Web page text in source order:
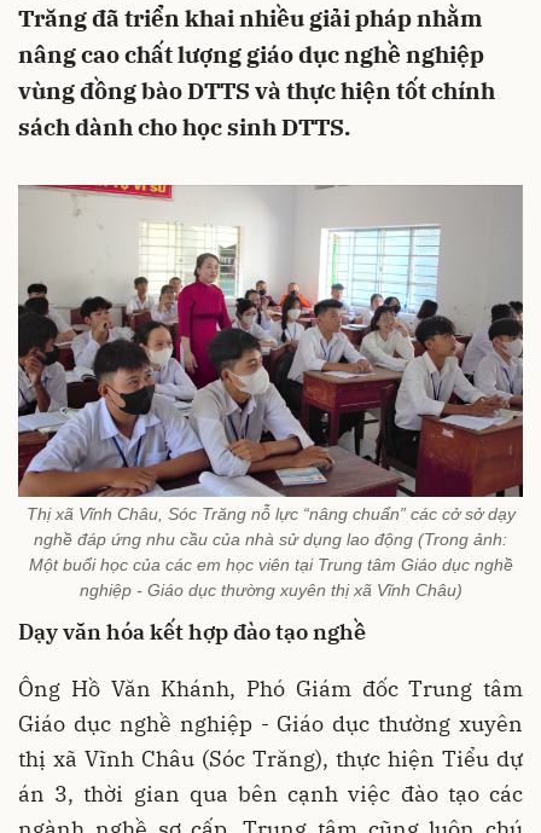
Trăng đã triển khai nhiều giải pháp nhằm
nâng cao chất lượng giáo dục nghề nghiệp
vùng đồng bào DTTS và thực hiện tốt chính
sách dành cho học sinh DTTS.
Thị xã Vĩnh Châu, Sóc Trăng nỗ lực “nâng chuẩn” các cở sở dạy
nghề đáp ứng nhu cầu của nhà sử dụng lao động (Trong ảnh:
Một buổi học của các em học viên tại Trung tâm Giáo dục nghề
nghiệp - Giáo dục thường xuyên thị xã Vĩnh Châu)
Dạy văn hóa kết hợp đào tạo nghề
Ông Hồ Văn Khánh, Phó Giám đốc Trung tâm
Giáo dục nghề nghiệp - Giáo dục thường xuyên
thị xã Vĩnh Châu (Sóc Trăng), thực hiện Tiểu dự
án 3, thời gian qua bên cạnh việc đào tạo các